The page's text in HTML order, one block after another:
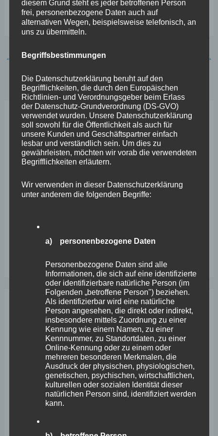
bleibt bitte ich um eins: gehen Sie wählen und wählen
Sie demokratisch!“
← Vorheriger Beitrag →
Neueste Beiträge
Wefelscheid lehnt Verfassungsänderung ab
Sanierung des Sportplatzes
April 2026
März 2026
Februar 2026
Januar 2026
diesem Grund steht es jeder betroffenen Person
frei, personenbezogene Daten auch auf
alternativen Wegen, beispielsweise telefonisch, an
uns zu übermitteln.
Begriffsbestimmungen
Die Datenschutzerklärung beruht auf den
Begrifflichkeiten, die durch den Europäischen
Richtlinien- und Verordnungsgeber beim Erlass
der Datenschutz-Grundverordnung (DS-GVO)
verwendet wurden. Unsere Datenschutzerklärung
soll sowohl für die Öffentlichkeit als auch für
unsere Kunden und Geschäftspartner einfach
lesbar und verständlich sein. Um dies zu
gewährleisten, möchten wir vorab die verwendeten
Begrifflichkeiten erläutern.
Wir verwenden in dieser Datenschutzerklärung
unter anderem die folgenden Begriffe:
a) personenbezogene Daten
Personenbezogene Daten sind alle
Informationen, die sich auf eine identifizierte
oder identifizierbare natürliche Person (im
Folgenden „betroffene Person") beziehen.
Als identifizierbar wird eine natürliche
Person angesehen, die direkt oder indirekt,
insbesondere mittels Zuordnung zu einer
Kennung wie einem Namen, zu einer
Kennnummer, zu Standortdaten, zu einer
Online-Kennung oder zu einem oder
mehreren besonderen Merkmalen, die
Ausdruck der physischen, physiologischen,
genetischen, psychischen, wirtschaftlichen,
kulturellen oder sozialen Identität dieser
natürlichen Person sind, identifiziert werden
kann.